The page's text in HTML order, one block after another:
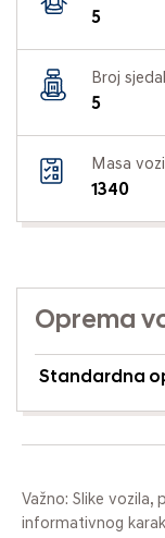
5
Broj
5
Masa
1340
Oprema
Standardna
Važno: Slike vozila,
informativnog